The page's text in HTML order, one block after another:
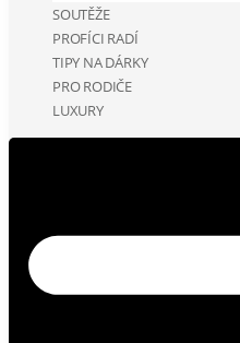
SOUTĚŽE
PROFÍCI RADÍ
TIPY NA DÁRKY
PRO RODIČE
LUXURY